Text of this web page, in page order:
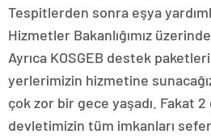
Tespitlerden sonra eşya
Hizmetler Bakanlığımız
Ayrıca KOSGEB destek
yerlerimizin hizmetine
çok zor bir gece yaşadı. Fakat
devletimizin tüm imkanları